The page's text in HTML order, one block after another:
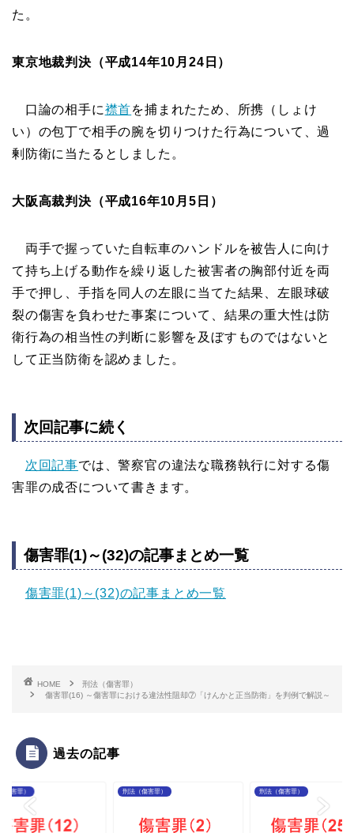
た。
東京地裁判決（平成14年10月24日）
口論の相手に襟首を捕まれたため、所携（しょけ
い）の包丁で相手の腕を切りつけた行為について、過
剰防衛に当たるとしました。
大阪高裁判決（平成16年10月5日）
両手で握っていた自転車のハンドルを被告人に向け
て持ち上げる動作を繰り返した被害者の胸部付近を両
手で押し、手指を同人の左眼に当てた結果、左眼球破
裂の傷害を負わせた事案について、結果の重大性は防
衛行為の相当性の判断に影響を及ぼすものではないと
して正当防衛を認めました。
次回記事に続く
次回記事では、警察官の違法な職務執行に対する傷
害罪の成否について書きます。
傷害罪(1)～(32)の記事まとめ一覧
傷害罪(1)～(32)の記事まとめ一覧
HOME
刑法（傷害罪）
傷害罪(16) ～傷害罪における違法性阻却⑦「けんかと正当防衛」を判例で解説～
過去の記事
傷害罪） 刑法（傷害罪） 刑法（傷害罪）